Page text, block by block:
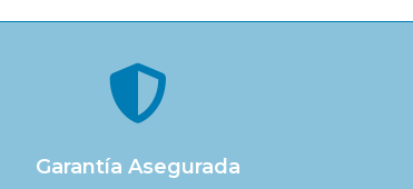

Garantía Asegurada